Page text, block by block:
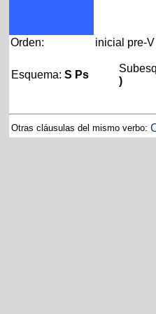
Orden: inicial pre-V
Esquema: S Ps
)
Otras cláusulas del mismo verbo: